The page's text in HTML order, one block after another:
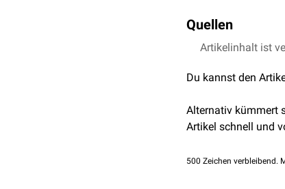
Verfügbarkeit von
Therapie,
Komplikationen,
Quellen
↑ Donabedian A.
Artikelinhalt ist
Du kannst den
Alternativ kümmert
Artikel schnell und
500 Zeichen verbleibend.